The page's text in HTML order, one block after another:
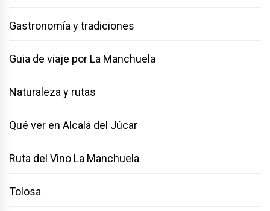
Gastronomía y tradiciones
Guia de viaje por La Manchuela
Naturaleza y rutas
Qué ver en Alcalá del Júcar
Ruta del Vino La Manchuela
Tolosa